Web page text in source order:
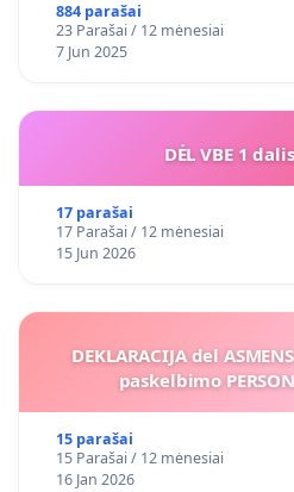
884 parašai
23 Parašai / 12 mėnesiai
7 Jun 2025
DĖL VBE 1
17 parašai
17 Parašai / 12 mėnesiai
15 Jun 2026
DEKLARACIJA del
paskelbimo
15 parašai
15 Parašai / 12 mėnesiai
16 Jan 2026